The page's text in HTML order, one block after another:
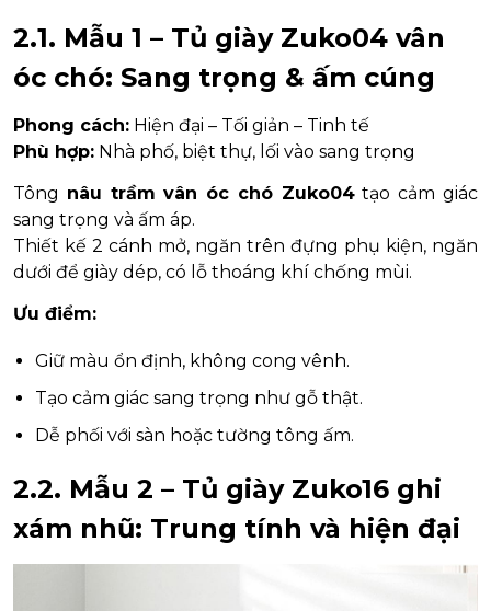
2.1. Mẫu 1 – Tủ giày Zuko04 vân
óc chó: Sang trọng & ấm cúng
Phong cách: Hiện đại – Tối giản – Tinh tế
Phù hợp: Nhà phố, biệt thự, lối vào sang trọng
Tông nâu trầm vân óc chó Zuko04tạo cảm giác
sang trọng và ấm áp.
Thiết kế 2 cánh mở, ngăn trên đựng phụ kiện, ngăn
dưới để giày dép, có lỗ thoáng khí chống mùi.
Ưu điểm:
Giữ màu ổn định, không cong vênh.
Tạo cảm giác sang trọng như gỗ thật.
Dễ phối với sàn hoặc tường tông ấm.
2.2. Mẫu 2 – Tủ giày Zuko16 ghi
xám nhũ: Trung tính và hiện đại